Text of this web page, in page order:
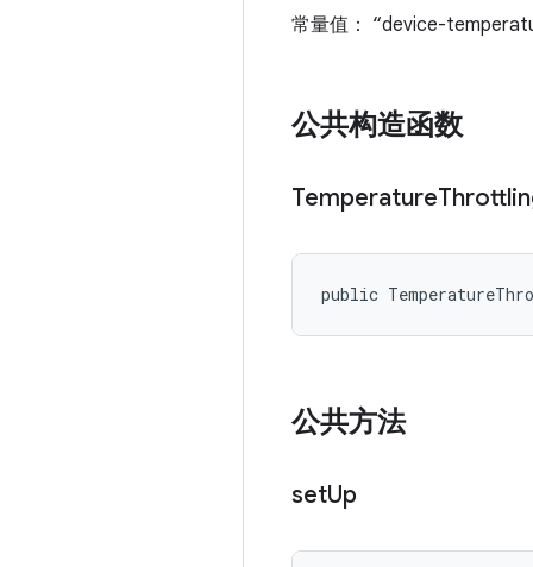
常量值： “device-
公共构造函数
Temperature
public
公共方法
setUp